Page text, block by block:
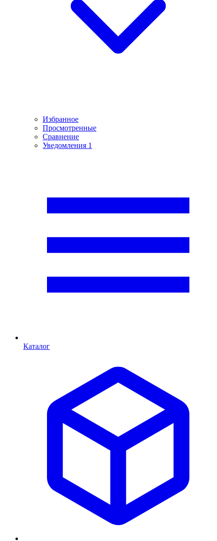
Избранное
Просмотренные
Сравнение
Уведомления 1
Каталог